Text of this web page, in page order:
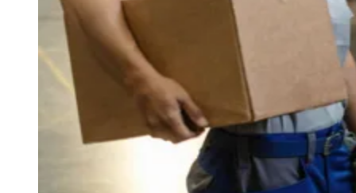
Cidades da Região
Santana de ParnaíbaOsasco Jandira
do Bom Jesus
Araçariguama
Franco da
Francisco MoratoTaboão da Serra Embu das Artes
São Roque
Para Sua Empresa
Anuncie Regional
Guia de Empresas
Vagas na Região
Novo